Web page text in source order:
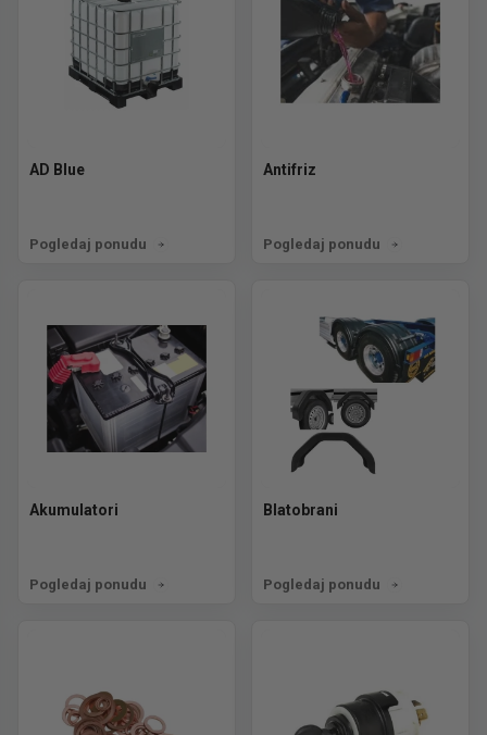
AD Blue
Pogledaj ponudu
Antifriz
Pogledaj ponudu
Akumulatori
Pogledaj ponudu
Blatobrani
Pogledaj ponudu